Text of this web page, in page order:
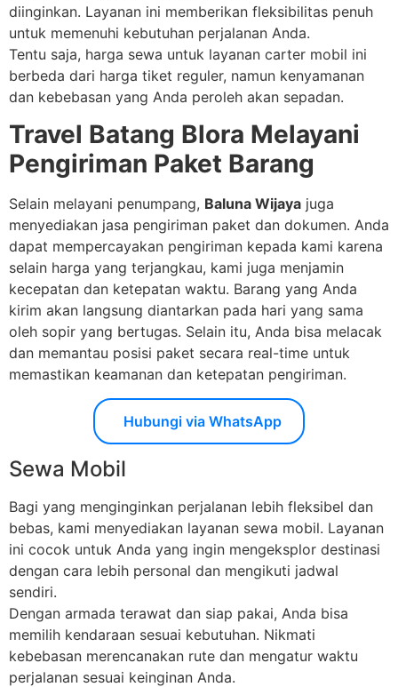
diinginkan. Layanan ini memberikan fleksibilitas penuh
untuk memenuhi kebutuhan perjalanan Anda.
Tentu saja, harga sewa untuk layanan carter mobil ini
berbeda dari harga tiket reguler, namun kenyamanan
dan kebebasan yang Anda peroleh akan sepadan.
Travel Batang Blora Melayani
Pengiriman Paket Barang
Selain melayani penumpang, Baluna Wijaya juga
menyediakan jasa pengiriman paket dan dokumen. Anda
dapat mempercayakan pengiriman kepada kami karena
selain harga yang terjangkau, kami juga menjamin
kecepatan dan ketepatan waktu. Barang yang Anda
kirim akan langsung diantarkan pada hari yang sama
oleh sopir yang bertugas. Selain itu, Anda bisa melacak
dan memantau posisi paket secara real-time untuk
memastikan keamanan dan ketepatan pengiriman.
Hubungi via WhatsApp
Sewa Mobil
Bagi yang menginginkan perjalanan lebih fleksibel dan
bebas, kami menyediakan layanan sewa mobil. Layanan
ini cocok untuk Anda yang ingin mengeksplor destinasi
dengan cara lebih personal dan mengikuti jadwal
sendiri.
Dengan armada terawat dan siap pakai, Anda bisa
memilih kendaraan sesuai kebutuhan. Nikmati
kebebasan merencanakan rute dan mengatur waktu
perjalanan sesuai keinginan Anda.